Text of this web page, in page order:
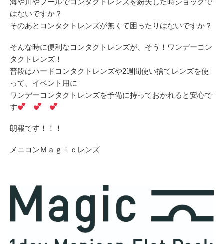
はないですか？
そのあとコンタクトレンズが無くて困ったりはないですか？
そんな時に便利なコンタクトレンズが、そう！ワンデーコン
タクトレンズ！
普段はハードコンタクトレンズや2週間使い捨てレンズを使
って、イベント用に
ワンデーコンタクトレンズを予備に持っておかれると安心で
す
朗報です！！！
メニコンＭａｇｉｃレンズ